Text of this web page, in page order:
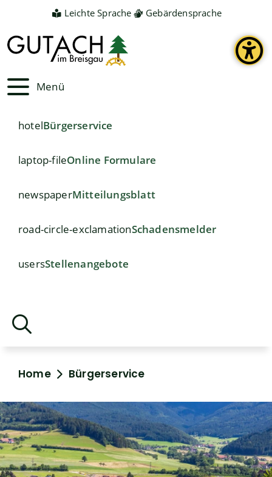
Leichte Sprache Gebärdensprache
Menü
hotelBürgerservice
laptop-fileOnline Formulare
newspaperMitteilungsblatt
road-circle-exclamationSchadensmelder
usersStellenangebote
Home Bürgerservice